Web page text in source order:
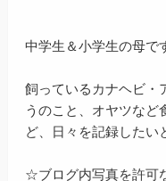
中学生＆小学生の母で
飼っているカナヘビ・
うのこと、オヤツな
ど、日々を記録したい
☆ブログ内写真を許可